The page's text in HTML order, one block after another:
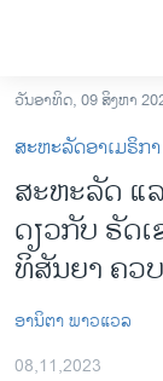
ເຂົ້າ
ຫາ
ຂ້າມ
ຂ້າມ
ໄປ
ຫາ
ຊອກ
ອາເມຣິກາ
ການເລືອກຕັ້ງ ປະ
ວັນອາທິດ, 09 ສິງຫາ
ສະຫະລັດອາເມຣິກາ
ສະ​ຫະ​ລັດ ແ
ດຽວ​ກັບ ຣັດ​
ທິ​ສັນ​ຍາ ຄວ
ອານິຕາ ພາວແວລ
08,11,2023